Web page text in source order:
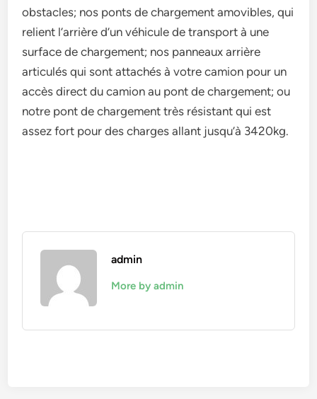
obstacles; nos ponts de chargement amovibles, qui
relient l’arrière d’un véhicule de transport à une
surface de chargement; nos panneaux arrière
articulés qui sont attachés à votre camion pour un
accès direct du camion au pont de chargement; ou
notre pont de chargement très résistant qui est
assez fort pour des charges allant jusqu’à 3420kg.
admin
More by admin